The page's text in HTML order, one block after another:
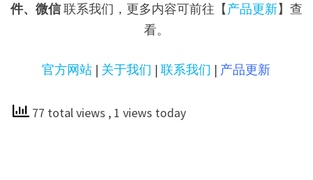
件、微信联系我们，更多内容可前往【产品更新】查
看。
官方网站 | 关于我们 |联系我们 | 产品更新
77 total views , 1 views today